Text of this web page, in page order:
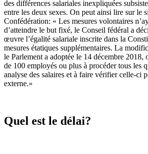
des différences salariales inexpliquées
entre les deux sexes. On peut ainsi lire sur le
Confédération: « Les mesures volontaires
d’atteindre le but fixé, le Conseil fédéral a
œuvre l’égalité salariale inscrite dans la
mesures étatiques supplémentaires. La
le Parlement a adoptée le 14 décembre 2018,
de 100 employés ou plus à procéder tous les
analyse des salaires et à faire vérifier celle-ci
externe.»
Quel est le délai?